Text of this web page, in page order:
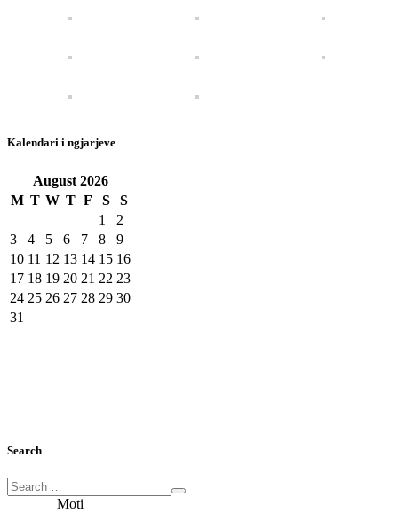
Kalendari i ngjarjeve
August 2026
M T W T F S
S
1
2
3
4 5 6 7 8
9
10 11 12 13 14 15 16
17 18 19 20 21 22 23
24 25 26 27 28 29 30
31
Search
Moti